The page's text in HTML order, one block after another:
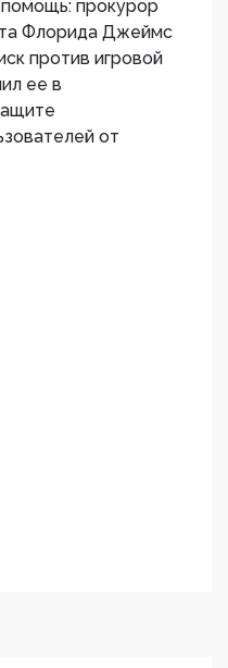
прокурор
Флорида Джеймс
против игровой
ее в
от